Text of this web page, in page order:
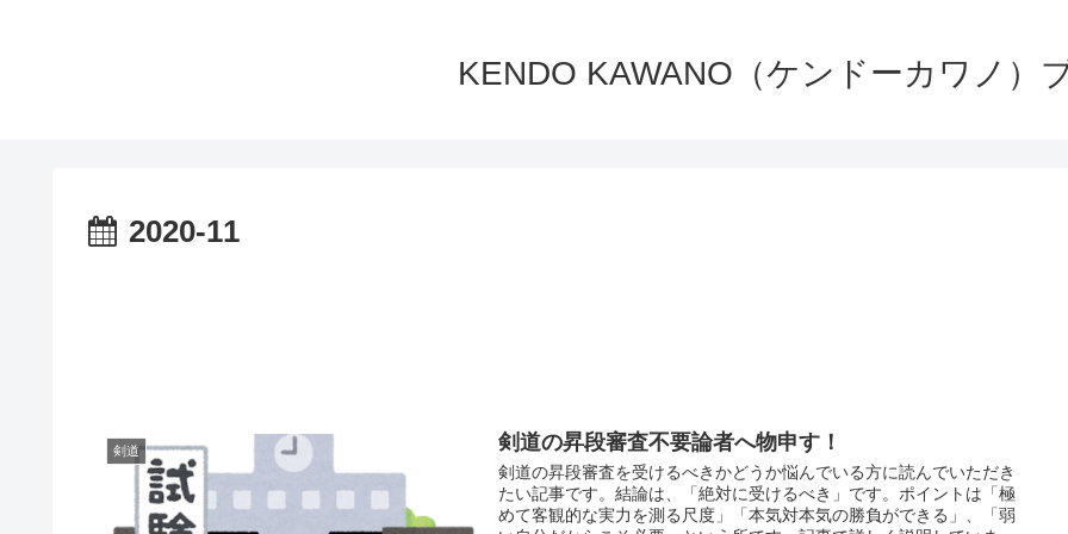
KENDO KAWANO（ケンドーカワノ）
2020-11
剣道 剣道の昇段審査不要論者へ物申す！
剣道の昇段審査を受けるべきかどうか悩んでいる方に読んでいただき
たい記事です。結論は、「絶対に受けるべき」です。ポイントは「極
めて客観的な実力を測る尺度」「本気対本気の勝負ができる」、「弱